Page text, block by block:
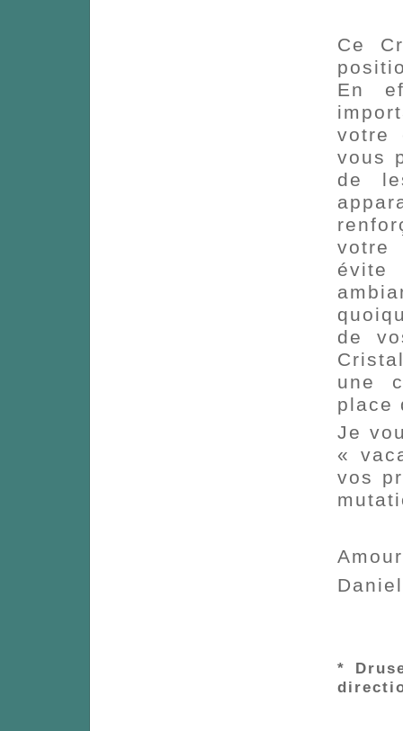
Ce
En
votre
vous
de
votre
évite
de
une
place
Je
«
vos
Daniel
*